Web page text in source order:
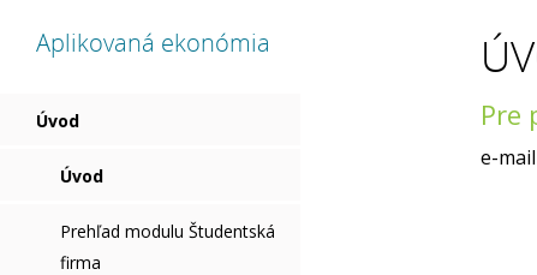
Aplikovaná ekonómia
Úvod
Úvod
Prehľad modulu Študentská
firma
Pre
e-